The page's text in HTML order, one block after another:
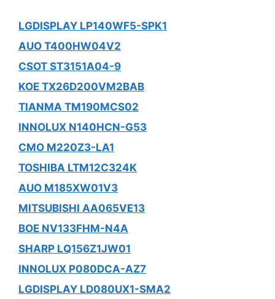
LGDISPLAY LP140WF5-SPK1
AUO T400HW04V2
CSOT ST3151A04-9
KOE TX26D200VM2BAB
TIANMA TM190MCS02
INNOLUX N140HCN-G53
CMO M220Z3-LA1
TOSHIBA LTM12C324K
AUO M185XW01V3
MITSUBISHI AA065VE13
BOE NV133FHM-N4A
SHARP LQ156Z1JW01
INNOLUX P080DCA-AZ7
LGDISPLAY LD080UX1-SMA2